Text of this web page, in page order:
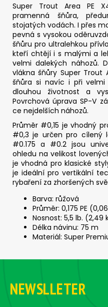
Super Trout Area PE
pramenná šňůra,
stojatých vodách. I přes
pevná s vysokou
šňůru pro ultralehkou
kteří chtějí i s malými a
velmi dalekých náhozů.
vlákna šňůry Super Trout
šňůra si navíc i při
dlouhou životnost a
Povrchová úprava SP-V
ce nejdelších náhozů.
Průměr #0,15 je vhodný
#0,3 je určen pro cílený
#0.175 a #0.2 jsou
ohledu na velikost
je vhodná pro klasické
je ideální pro vertikální
rybaření za zhoršených
Barva: růžová
Průměr: 0,175 PE
Nosnost: 5,5 lb. (2,49
Délka návinu: 75 m
Materiál: Super
Z
NEWSLLETER